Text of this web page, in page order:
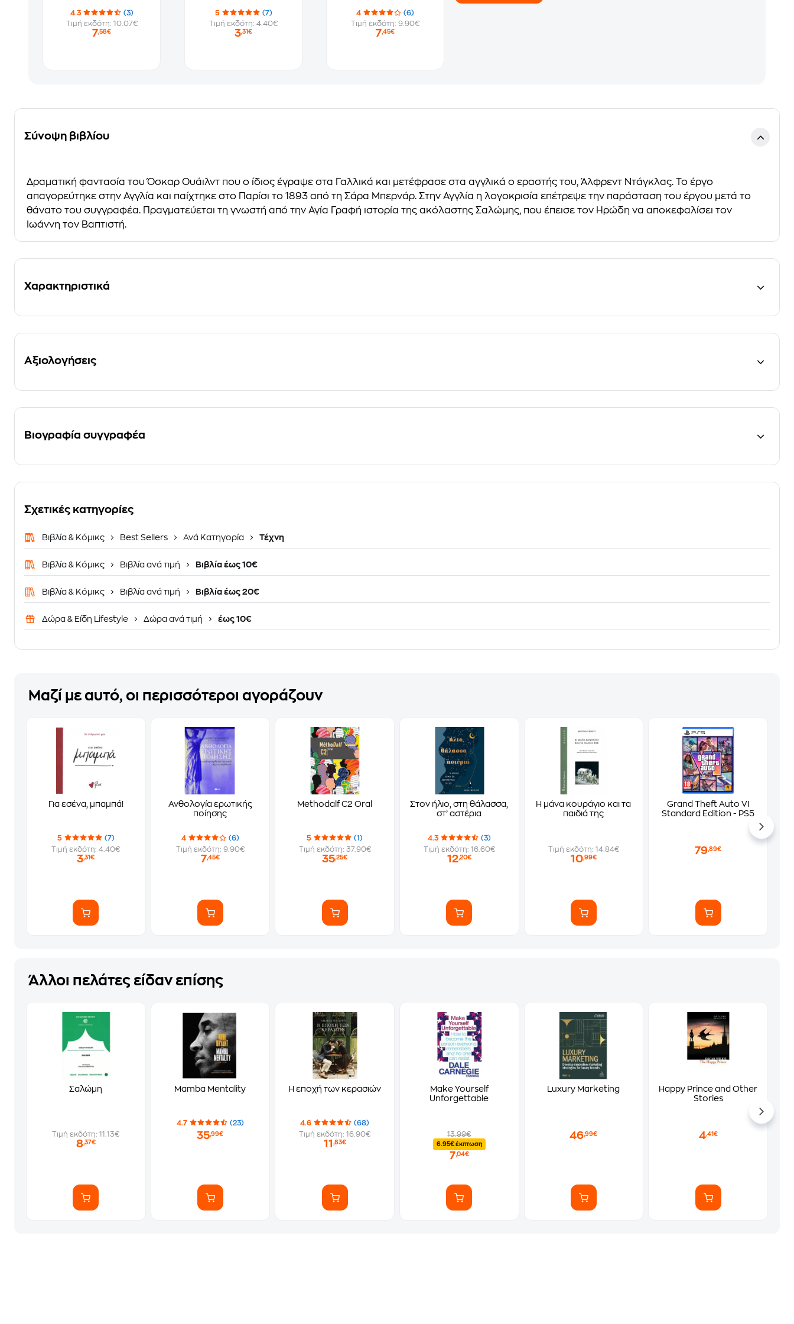
4.3
(3)
Τιμή εκδότη: 10.07€
7,58€
5
(7)
Τιμή εκδότη: 4.40€
3,31€
4
(6)
Τιμή εκδότη: 9.90€
7,45€
Σύνοψη βιβλίου
Δραματική φαντασία του Όσκαρ Ουάιλντ που ο ίδιος έγραψε στα Γαλλικά και μετέφρασε στα αγγλικά ο εραστής του, Άλφρεντ Ντάγκλας. Το έργο
απαγορεύτηκε στην Αγγλία και παίχτηκε στο Παρίσι το 1893 από τη Σάρα Μπερνάρ. Στην Αγγλία η λογοκρισία επέτρεψε την παράσταση του έργου μετά το
θάνατο του συγγραφέα. Πραγματεύεται τη γνωστή από την Αγία Γραφή ιστορία της ακόλαστης Σαλώμης, που έπεισε τον Ηρώδη να αποκεφαλίσει τον
Ιωάννη τον Βαπτιστή.
Χαρακτηριστικά
Αξιολογήσεις
Βιογραφία συγγραφέα
Σχετικές κατηγορίες
Βιβλία & Κόμικς Best Sellers Ανά Κατηγορία Τέχνη
Βιβλία & Κόμικς Βιβλία ανά τιμή Βιβλία έως 10€
Βιβλία & Κόμικς Βιβλία ανά τιμή Βιβλία έως 20€
Δώρα & Είδη Lifestyle Δώρα ανά τιμή έως 10€
Μαζί με αυτό, οι περισσότεροι αγοράζουν
Για εσένα, μπαμπά!
5
(7)
Τιμή εκδότη: 4.40€
3,31€
Ανθολογία ερωτικής
ποίησης
4
(6)
Τιμή εκδότη: 9.90€
7,45€
Methodalf C2 Oral
5
(1)
Τιμή εκδότη: 37.90€
35,25€
Στον ήλιο, στη θάλασσα,
στ’ αστέρια
4.3
(3)
Τιμή εκδότη: 16.60€
12,20€
Η μάνα κουράγιο και τα
παιδιά της
Τιμή εκδότη: 14.84€
10,99€
Grand Theft Auto VI
Standard Edition - PS5
79,89€
Άλλοι πελάτες είδαν επίσης
Σαλώμη
Τιμή εκδότη: 11.13€
8,37€
Mamba Mentality
4.7 (23)
35,99€
Η εποχή των κερασιών
4.6
(68)
Τιμή εκδότη: 16.90€
11 ,83€
Make Yourself
Unforgettable
13.99€
6.95€ έκπτωση
7,04€
Luxury Marketing
46,99€
Happy Prince and Other
Stories
4,41€